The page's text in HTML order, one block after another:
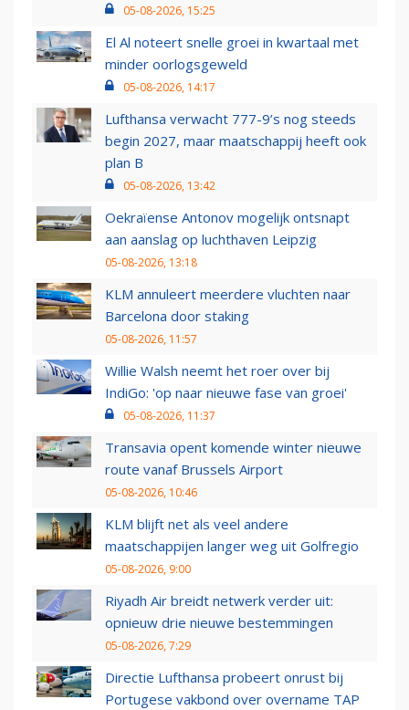
05-08-2026, 15:25
El Al noteert snelle groei in kwartaal met
minder oorlogsgeweld
05-08-2026, 14:17
Lufthansa verwacht 777-9’s nog steeds
begin 2027, maar maatschappij heeft ook
plan B
05-08-2026, 13:42
Oekraïense Antonov mogelijk ontsnapt
aan aanslag op luchthaven Leipzig
05-08-2026, 13:18
KLM annuleert meerdere vluchten naar
Barcelona door staking
05-08-2026, 11:57
Willie Walsh neemt het roer over bij
IndiGo: 'op naar nieuwe fase van groei'
05-08-2026, 11:37
Transavia opent komende winter nieuwe
route vanaf Brussels Airport
05-08-2026, 10:46
KLM blijft net als veel andere
maatschappijen langer weg uit Golfregio
05-08-2026, 9:00
Riyadh Air breidt netwerk verder uit:
opnieuw drie nieuwe bestemmingen
05-08-2026, 7:29
Directie Lufthansa probeert onrust bij
Portugese vakbond over overname TAP